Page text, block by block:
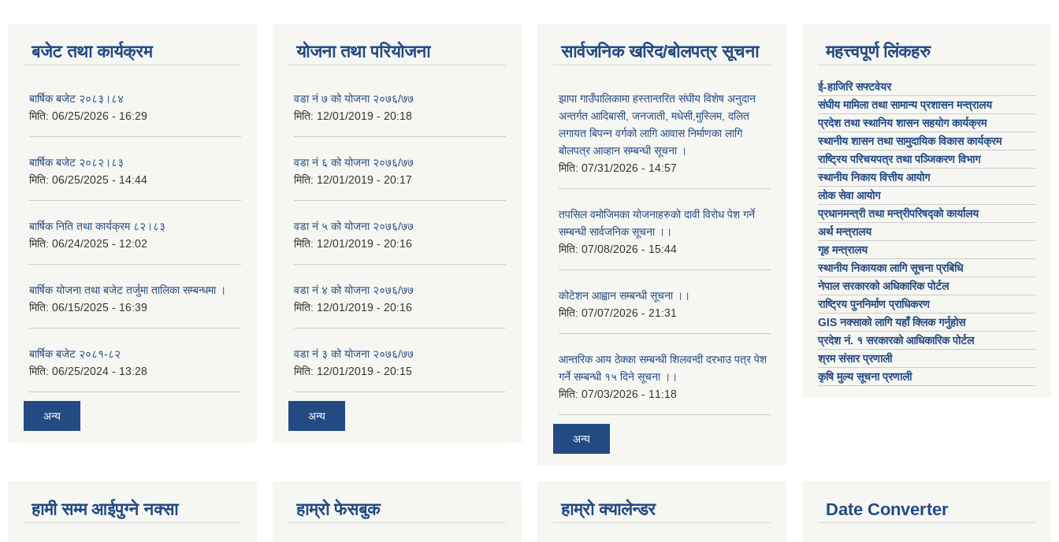
बजेट तथा कार्यक्रम
बार्षिक बजेट २०८३।८४
मिति: 06/25/2026 - 16:29
बार्षिक बजेट २०८२।८३
मिति: 06/25/2025 - 14:44
बार्षिक निति तथा कार्यक्रम ८२।८३
मिति: 06/24/2025 - 12:02
बार्षिक योजना तथा बजेट तर्जुमा तालिका सम्बन्धमा ।
मिति: 06/15/2025 - 16:39
बार्षिक बजेट २०८१-८२
मिति: 06/25/2024 - 13:28
अन्य
योजना तथा परियोजना
वडा नं ७ को योजना २०७६/७७
मिति: 12/01/2019 - 20:18
वडा नं ६ को योजना २०७६/७७
मिति: 12/01/2019 - 20:17
वडा नं ५ को योजना २०७६/७७
मिति: 12/01/2019 - 20:16
वडा नं ४ को योजना २०७६/७७
मिति: 12/01/2019 - 20:16
वडा नं ३ को योजना २०७६/७७
मिति: 12/01/2019 - 20:15
अन्य
सार्वजनिक खरिद/बोलपत्र सूचना
झापा गाउँपालिकामा हस्तान्तरित संघीय विशेष अनुदान
अन्तर्गत आदिबासी, जनजाती, मधेसी,मुस्लिम, दलित
लगायत बिपन्न वर्गको लागि आवास निर्माणका लागि
बोलपत्र आव्हान सम्बन्धी सूचना ।
मिति: 07/31/2026 - 14:57
तपसिल वमोजिमका योजनाहरुको दावी विरोध पेश गर्ने
सम्बन्धी सार्वजनिक सूचना ।।
मिति: 07/08/2026 - 15:44
कोटेशन आह्वान सम्बन्धी सूचना ।।
मिति: 07/07/2026 - 21:31
आन्तरिक आय ठेक्का सम्बन्धी शिलवन्दी दरभाउ पत्र पेश
गर्ने सम्बन्धी १५ दिने सूचना ।।
मिति: 07/03/2026 - 11:18
अन्य
महत्त्वपूर्ण लिंकहरु
ई-हाजिरि सफ्टवेयर
संघीय मामिला तथा सामान्य प्रशासन मन्त्रालय
प्रदेश तथा स्थानिय शासन सहयोग कार्यक्रम
स्थानीय शासन तथा सामुदायिक विकास कार्यक्रम
राष्ट्रिय परिचयपत्र तथा पञ्जिकरण विभाग
स्थानीय निकाय वित्तीय आयोग
लोक सेवा आयोग
प्रधानमन्त्री तथा मन्त्रीपरिषद्को कार्यालय
अर्थ मन्त्रालय
गृह मन्त्रालय
स्थानीय निकायका लागि सूचना प्रबिधि
नेपाल सरकारको अधिकारिक पोर्टल
राष्ट्रिय पुननिर्माण प्राधिकरण
GIS नक्साको लागि यहाँ क्लिक गर्नुहोस
प्रदेश नं. १ सरकारको आधिकारिक पोर्टल
श्रम संसार प्रणाली
कृषि मुल्य सूचना प्रणाली
हामी सम्म आईपुग्ने नक्सा हाम्रो फेसबुक हाम्रो क्यालेन्डर Date Converter